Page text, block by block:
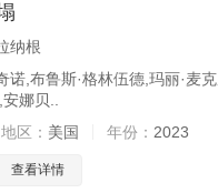
纳根
诺,布鲁斯·格林伍德,玛丽·麦
娜贝..
地区： 美国 年份： 2023
查看详情